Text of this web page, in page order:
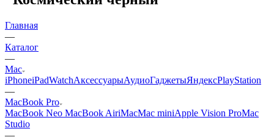
Главная
—
Каталог
—
Mac
iPhoneiPadWatchАксессуарыАудиоГаджетыЯндексPlayStation
—
MacBook Pro
MacBook Neo MacBook AiriMacMac miniApple Vision ProMac
Studio
—